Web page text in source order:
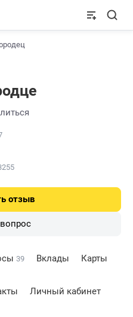
отзыв
39 Вклады Карты
Личный кабинет